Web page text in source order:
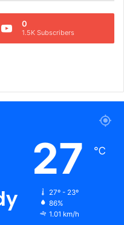
0
1.5K Subscribers
27 ℃
27º - 23º
86%
1.01 km/h